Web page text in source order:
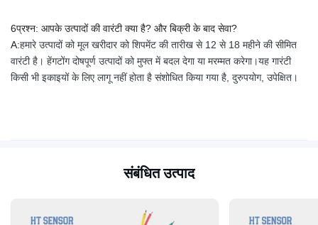
6प्रश्न: आपके उत्पादों की वारंटी क्या है? और बिक्री के बाद सेवा?
A:हमारे उत्पादों को मूल खरीदार को शिपमेंट की तारीख से 12 से 18 महीने की सीमित
वारंटी है। हेंगटोंग दोषपूर्ण उत्पादों को मुफ्त में बदल देगा या मरम्मत करेगा।यह गारंटी
किसी भी इकाइयों के लिए लागू नहीं होता है संशोधित किया गया है, दुरुपयोग, उपेक्षित।
संबंधित उत्पाद